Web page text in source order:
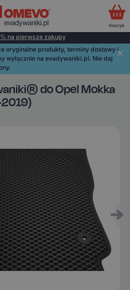
na pierwsze zakupy
oryginalne produkty, terminy dostawy i
wyłącznie na evadywaniki.pl. Nie daj
do Opel Mokka
Koszyk